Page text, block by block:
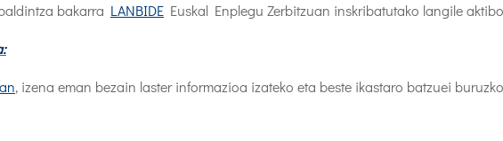
bakarra LANBIDEEuskal Enplegu Zerbitzuan inskribatutako langile
, izena eman bezain laster informazioa izateko eta beste ikastaro batzuei